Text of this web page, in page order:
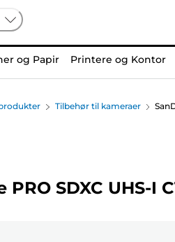
og Papir Printere og Kontor
Tilbehør til kameraer
PRO SDXC UHS-I